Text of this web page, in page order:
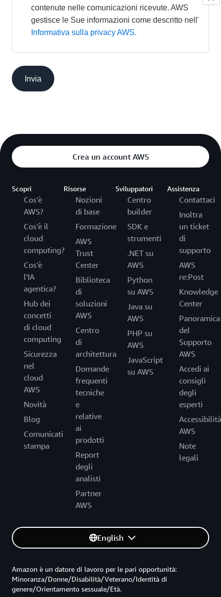
contenute nelle comunicazioni ricevute. AWS
Informativa sulla privacy AWS.
Invia
Crea un account AWS
Scopri
Cos'è
AWS?
Cos'è il
cloud
computing?
Cos'è
l'IA
agentica?
Hub dei
concetti
di cloud
computing
Sicurezza
nel
cloud
AWS
Novità
Blog
Comunicati
stampa
Risorse
Nozioni
di base
Formazione
AWS
Trust
Center
Biblioteca
di
soluzioni
AWS
Centro
di
architettura
Domande
frequenti
tecniche
e
relative
ai
prodotti
Report
degli
analisti
Partner
AWS
Sviluppatori
Centro
builder
SDK e
strumenti
.NET su
AWS
Python
su AWS
Java su
AWS
PHP su
AWS
JavaScript
su AWS
Assistenza
Contattaci
Inoltra
un ticket
di
supporto
AWS
re:Post
Knowledge
Center
Panoramica
del
Supporto
AWS
Accedi ai
consigli
degli
esperti
Accessibilità
AWS
Note
legali
English
Amazon è un datore di lavoro per le pari opportunità:
Minoranza/Donne/Disabilità/Veterano/Identità di
genere/Orientamento sessuale/Età.